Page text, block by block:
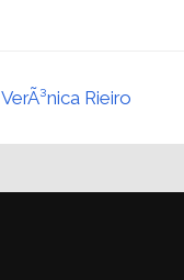
VerÃ³nica Rieiro